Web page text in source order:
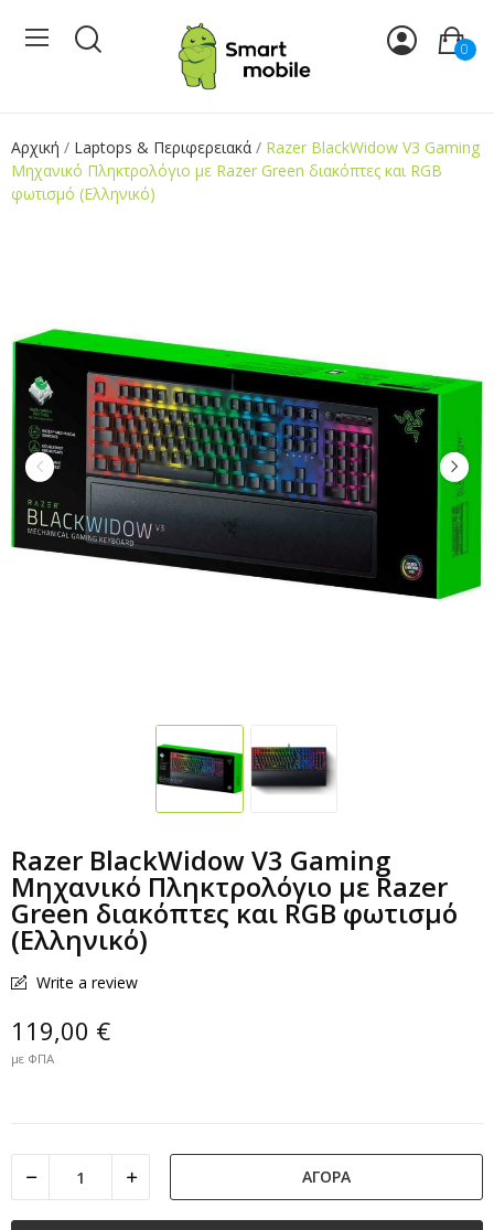
0
Αρχική Laptops & Περιφερειακά
Razer BlackWidow V3 Gaming
Μηχανικό Πληκτρολόγιο με Razer Green διακόπτες και RGB
φωτισμό (Ελληνικό)
Razer BlackWidow V3 Gaming
Μηχανικό Πληκτρολόγιο με Razer
Green διακόπτες και RGB φωτισμό
(Ελληνικό)
Write a review
119,00 €
με ΦΠΑ
ΑΓΟΡΆ